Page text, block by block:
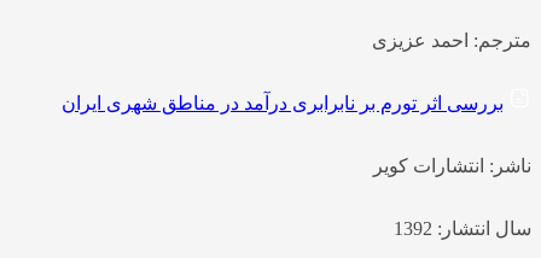
مترجم: احمد عزیزی
بررسی اثر تورم بر نابرابری درآمد در مناطق شهری ایران
ناشر: انتشارات کویر
سال انتشار: 1392